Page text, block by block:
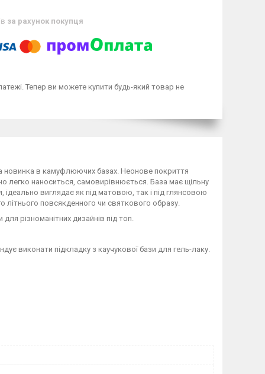
за рахунок покупця
Тепер ви можете купити будь-який товар не
в камуфлюючих базах. Неонове покриття
легко наноситься, самовирівнюється. База має щільну
ідеально виглядає як під матовою, так і під глянсовою
повсякденного чи святкового образу.
різноманітних дизайнів під топ.
виконати підкладку з каучукової бази для гель-лаку.